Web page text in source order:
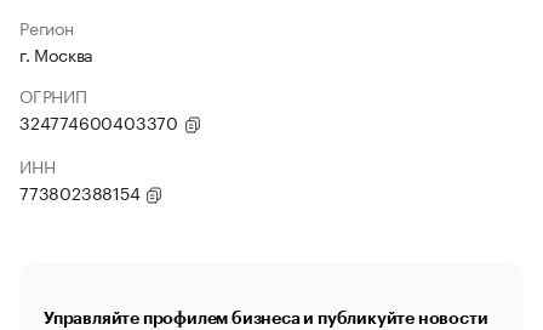
Регион
г. Москва
ОГРНИП
324774600403370
ИНН
773802388154
Управляйте профилем бизнеса и публикуйте новости